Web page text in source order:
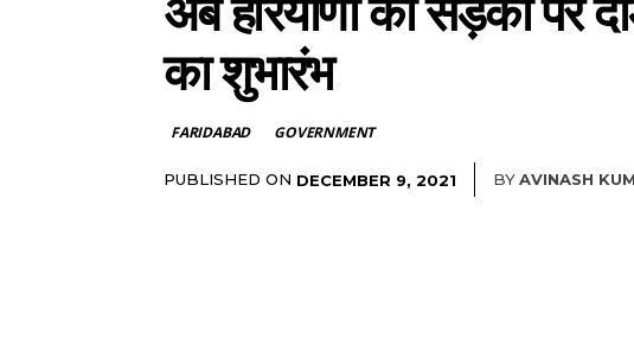
अब हरियाणा की सड़को पर
का शुभारंभ
FARIDABAD GOVERNMENT
PUBLISHED ON DECEMBER 9, 2021 BYAVINASH